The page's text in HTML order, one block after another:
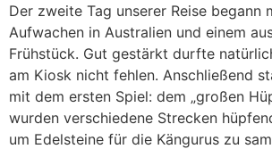
Der zweite Tag unserer Reise begann
Aufwachen in Australien und einem
Frühstück. Gut gestärkt durfte
am Kiosk nicht fehlen. Anschließend
mit dem ersten Spiel: dem „großen
wurden verschiedene Strecken
um Edelsteine für die Kängurus zu